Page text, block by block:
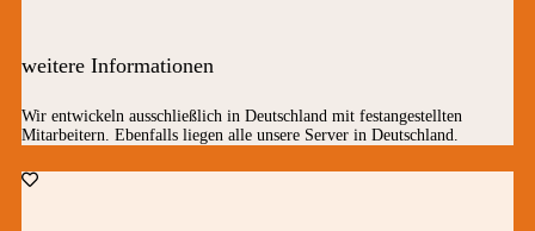
weitere Informationen
Wir entwickeln ausschließlich in Deutschland mit festangestellten
Mitarbeitern. Ebenfalls liegen alle unsere Server in Deutschland.